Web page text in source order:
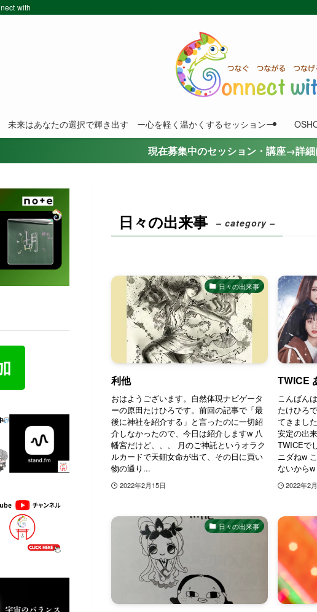
with
未来はあなたの選択で輝き出す ー心を軽く温かくするセッションー
現在募集中のセッション・講座→詳細
日々の出来事 – category –
日々の出来事
利他
おはようございます。自然体現ナビゲータ
ーの原田たけひろです。前回の記事で「最
後に神社を紹介する」と言ったのに一切紹
介しなかったので、今日は紹介しますw 八
幡宮だけど、、、 月のご神託というオラク
ルカードで天鈿女命が出て、その日に買い
物の通り...
2022年2月15日
TWICE
こんばん
たけひろ
てきまし
安定の出
TWICEで
ニダねw
ないから
2022年2
日々の出来事